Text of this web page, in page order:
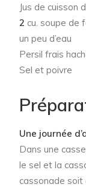
Jus de cuisson
2 cu. soupe de
un peu d’eau
Persil frais
Sel et poivre
Une journée
Dans une
le sel et la
cassonade soit